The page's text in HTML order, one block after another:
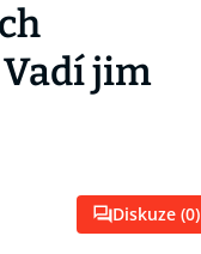
jim
Diskuze (0)